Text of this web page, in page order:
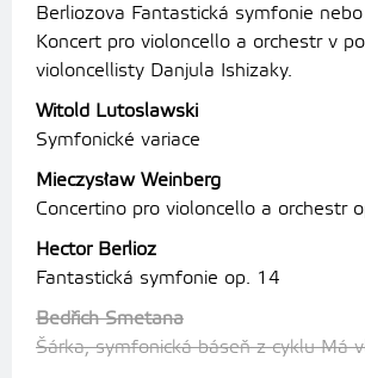
Berliozova Fantastická symfonie
Koncert pro violoncello a orchestr v
violoncellisty Danjula Ishizaky.
Witold Lutoslawski
Symfonické variace
Mieczysław Weinberg
Concertino pro violoncello a orchestr
Hector Berlioz
Fantastická symfonie op. 14
Bedřich Smetana
Šárka, symfonická báseň z cyklu Má